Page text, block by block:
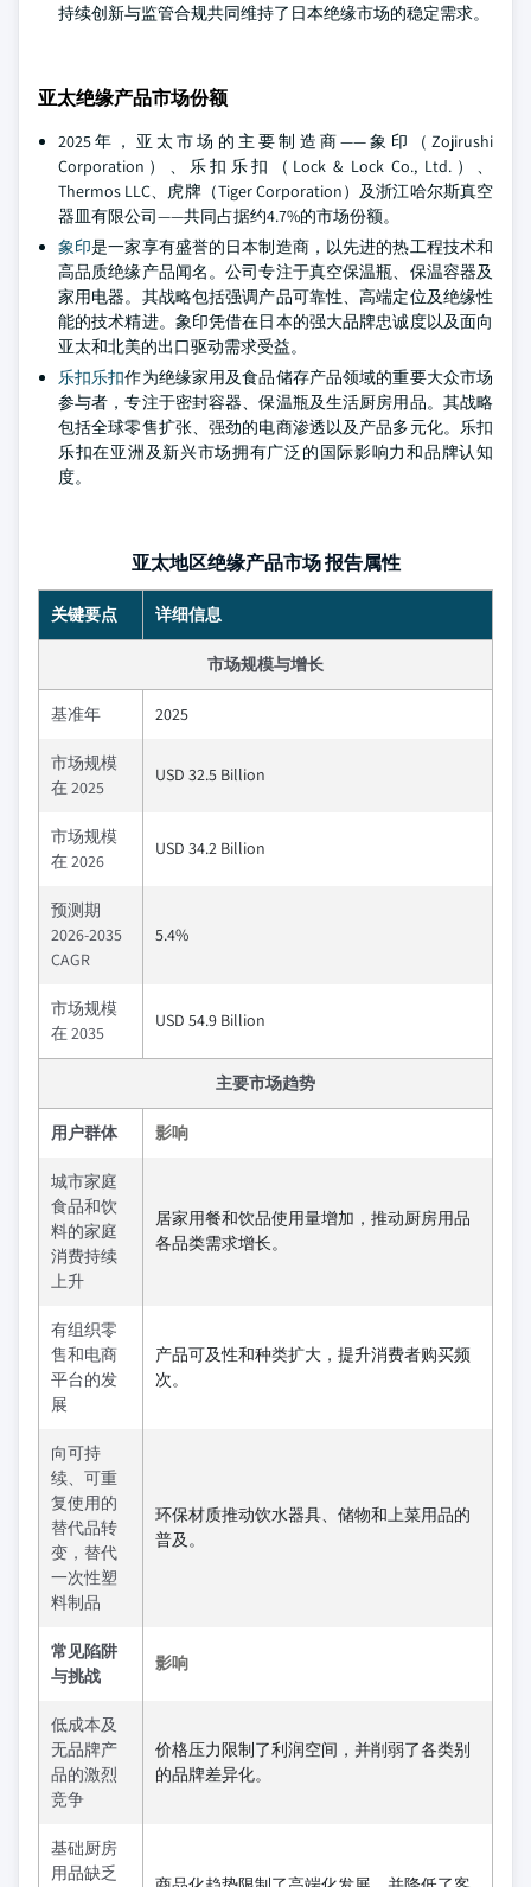
持续创新与监管合规共同维持了日本绝缘市场的稳定需求。
亚太绝缘产品市场份额
2025年，亚太市场的主要制造商——象印（Zojirushi
Corporation）、乐扣乐扣（Lock & Lock Co., Ltd.）、
Thermos LLC、虎牌（Tiger Corporation）及浙江哈尔斯真空
器皿有限公司——共同占据约4.7%的市场份额。
象印是一家享有盛誉的日本制造商，以先进的热工程技术和
高品质绝缘产品闻名。公司专注于真空保温瓶、保温容器及
家用电器。其战略包括强调产品可靠性、高端定位及绝缘性
能的技术精进。象印凭借在日本的强大品牌忠诚度以及面向
亚太和北美的出口驱动需求受益。
乐扣乐扣作为绝缘家用及食品储存产品领域的重要大众市场
参与者，专注于密封容器、保温瓶及生活厨房用品。其战略
包括全球零售扩张、强劲的电商渗透以及产品多元化。乐扣
乐扣在亚洲及新兴市场拥有广泛的国际影响力和品牌认知
度。
亚太地区绝缘产品市场 报告属性
关键要点 详细信息
市场规模与增长
基准年 2025
市场规模
在 2025
USD 32.5 Billion
市场规模
在 2026
USD 34.2 Billion
预测期
2026-2035
CAGR
5.4%
市场规模
在 2035
USD 54.9 Billion
主要市场趋势
用户群体 影响
城市家庭
食品和饮
料的家庭
消费持续
上升
居家用餐和饮品使用量增加，推动厨房用品
各品类需求增长。
有组织零
售和电商
平台的发
展
产品可及性和种类扩大，提升消费者购买频
次。
向可持
续、可重
复使用的
替代品转
变，替代
一次性塑
料制品
环保材质推动饮水器具、储物和上菜用品的
普及。
常见陷阱
与挑战
影响
低成本及
无品牌产
品的激烈
竞争
价格压力限制了利润空间，并削弱了各类别
的品牌差异化。
基础厨房
用品缺乏